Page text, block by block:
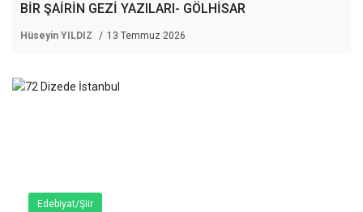
BİR ŞAİRİN GEZİ YAZILARI- GÖLHİSAR
Hüseyin YILDIZ 13 Temmuz 2026
Edebiyat/Şiir